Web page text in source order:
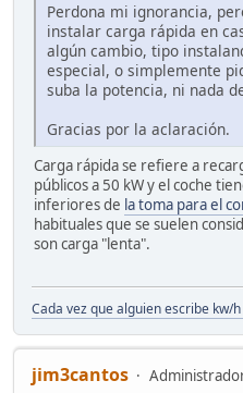
Perdona mi ignorancia,
instalar carga rápida en
algún cambio, tipo
especial, o simplemente
suba la potencia, ni nada
Gracias por la aclaración.
Carga rápida se refiere a
públicos a 50 kW y el coche
inferiores de la toma para el
habituales que se suelen
son carga "lenta".
Cada vez que alguien escribe kw/
jim3cantos